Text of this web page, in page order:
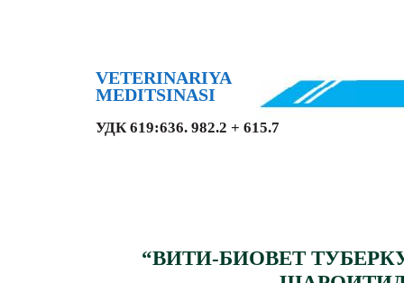
VETERINARIYA
MEDITSINASI
УДК 619:636. 982.2 + 615.7
“ВИТИ-БИОВЕТ